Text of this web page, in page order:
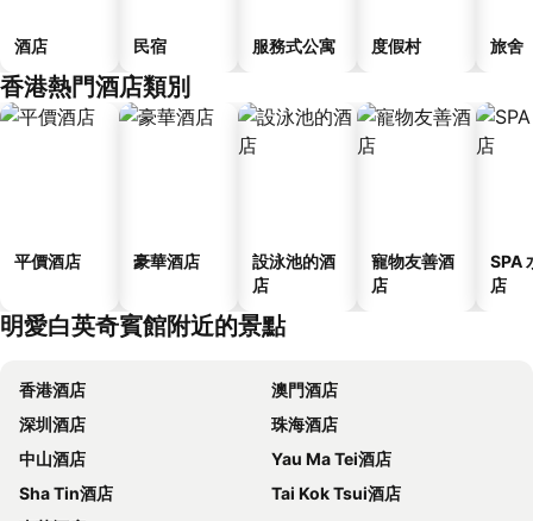
酒店 民宿 服務式公寓 度假村 旅舍
香港熱門酒店類別
平價酒店 豪華酒店
設泳池的酒
店
寵物友善酒
店
SPA
店
明愛白英奇賓館附近的景點
香港酒店
澳門酒店
深圳酒店
珠海酒店
中山酒店
Yau Ma Tei酒店
Sha Tin酒店
Tai Kok Tsui酒店